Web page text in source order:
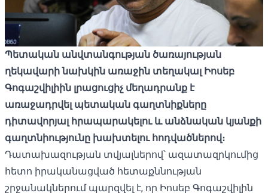
Պետական անվտանգության ծառայության
ղեկավարի նախկին առաջին տեղակալ Իոսեբ
Գոգաշվիլիին լրացուցիչ մեղադրանք է
առաջադրվել պետական գաղտնիքները
դիտավորյալ հրապարակելու և անձնական կյանքի
գաղտնիությունը խախտելու հոդվածներով։
Դատախազության տվյալներով՝ ազատազրկումից
հետո իրականացված հետաքննության
շրջանակներում պարզվել է, որ Իոսեբ Գոգաշվիլին